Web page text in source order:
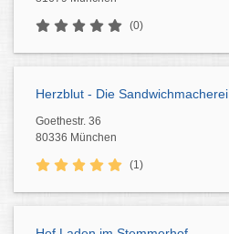
(0)
Herzblut - Die Sandwichmacherei
Goethestr. 36
80336 München
(1)